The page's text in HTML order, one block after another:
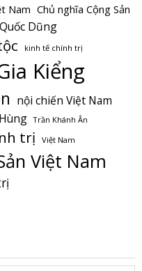
Nam Chủ nghĩa Cộng Sản
Dũng
kinh tế chính trị
Kiểng
nội chiến Việt Nam
Trần Khánh Ân
trị Việt Nam
Việt Nam